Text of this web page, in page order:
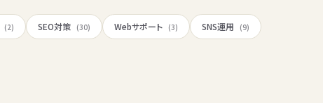
(2) SEO対策 (30) Webサポート (3) SNS運用 (9)